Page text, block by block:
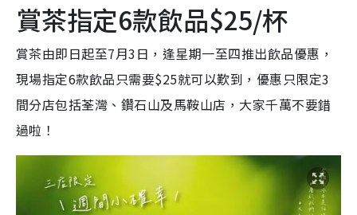
賞茶指定6款飲品$25/杯
賞茶由即日起至7月3日，逢星期一至四推出飲品優惠，
現場指定6款飲品只需要$25就可以歎到，優惠只限定3
間分店包括荃灣、鑽石山及馬鞍山店，大家千萬不要錯
過啦！